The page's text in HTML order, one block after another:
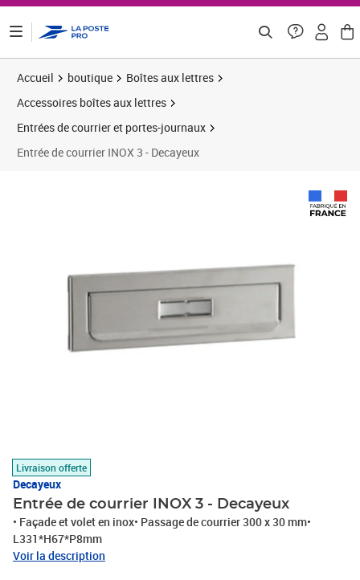
Accueil boutique
Boîtes aux lettres
Accessoires boîtes aux lettres
Entrées de courrier et portes-journaux
Entrée de courrier INOX 3 - Decayeux
Livraison offerte
Decayeux
Entrée de courrier INOX 3 - Decayeux
• Façade et volet en inox• Passage de courrier 300 x 30 mm•
L331*H67*P8mm
Voir la description